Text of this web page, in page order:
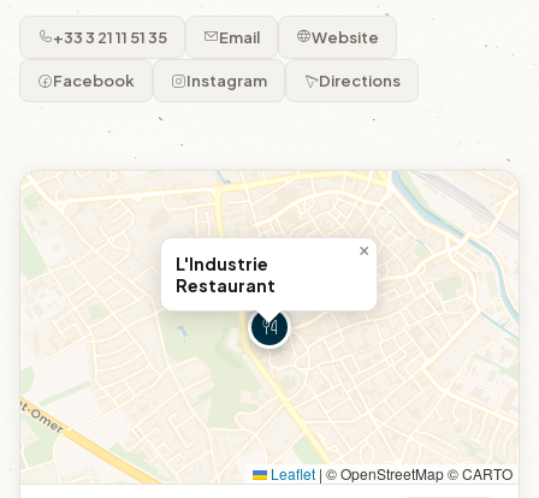
+33 3 21 11 51 35 Email Website
Facebook Instagram Directions
L'Industrie
Restaurant
×
Leaflet | © OpenStreetMap © CARTO